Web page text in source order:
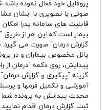
پروفایل خود فعال نموده
صوتی یا تصویری با ایشان
قابلیت های سامانه پدرا
بیمار است که این امر از
گزارش درمان" صورت می گیرد.
پانل مخصوص بیماران و در
پیدایش، روی دکمه "درمان از
گزینه "پیگیری و گزارش
آموزشی و تکمیل فرمها و
محدث پیدایش به پرونده
ثبت گزارش درمان اقدام